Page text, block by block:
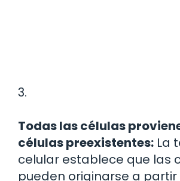
3.
Todas las células
células preexistentes: La
celular establece que las
pueden originarse a